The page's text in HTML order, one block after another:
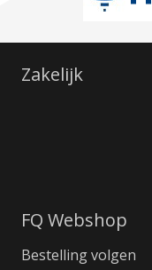
Zakelijk
FQ Webshop
Bestelling volgen